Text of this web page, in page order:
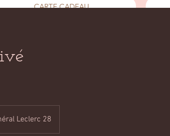
CARTE CADEAU
Leclerc 28